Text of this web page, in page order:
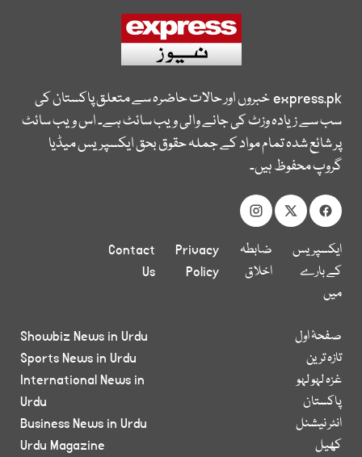
express.pkخبروں اور حالات حاضرہ سے متعلق پاکستان کی
سب سے زیادہ وزٹ کی جانے والی ویب سائٹ ہے۔ اس ویب سائٹ
پر شائع شدہ تمام مواد کے جملہ حقوق بحق ایکسپریس میڈیا
گروپ محفوظ ہیں۔
ایکسپریس
کے بارے
میں
ضابطہ
اخلاق
Privacy
Policy
Contact
Us
صفحۂ اول
تازہ ترین
غزہ لہو لہو
پاکستان
انٹر نیشنل
کھیل
Showbiz News in Urdu
Sports News in Urdu
International News in
Urdu
Business News in Urdu
Urdu Magazine